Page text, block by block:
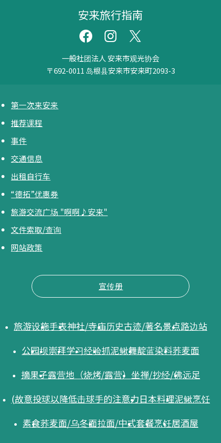
安来旅行指南
一般社团法人 安来市观光协会
〒692-0011 岛根县安来市安来町2093-3
第一次来安来
推荐课程
事件
交通信息
出租自行车
“德拓”优惠券
旅游交流广场 "啊啊♪安来"
文件索取/查询
网站政策
宣传册
旅游设施手表神社/寺庙历史古迹/著名景点路边站
公园坝崇拜学习经验抓泥鳅舞靛蓝染料荞麦面
摘果子露营地（烧烤/露营） 坐禅/抄经/佛远足
(故意投球以降低击球手的注意力日本料理泥鳅烹饪
素食荞麦面/乌冬面拉面/中式套餐烹饪居酒屋